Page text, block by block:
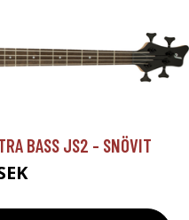
BASS JS2 - SNÖVIT